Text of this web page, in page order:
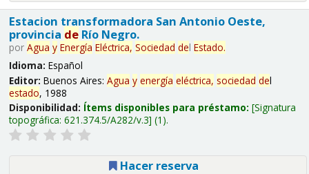
Estacion transformadora San Antonio Oeste,
provincia deRío Negro.
por Agua y Energía Eléctrica, Sociedad del Estado.
Idioma: Español
Editor: Buenos Aires: Agua y energía eléctrica, sociedad del
estado, 1988
Disponibilidad: Ítems disponibles para préstamo: Signatura
topográfica: 621.374.5/A282/v.3 (1).
Hacer reserva